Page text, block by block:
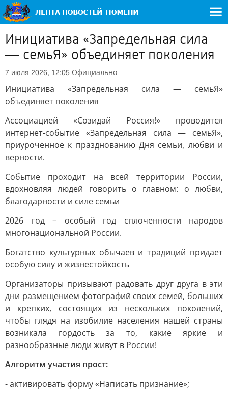
Инициатива «Запредельная сила
— семьЯ» объединяет поколения
7 июля 2026, 12:05 Официально
Инициатива «Запредельная сила — семьЯ»
объединяет поколения
Ассоциацией «Созидай Россия!» проводится
интернет-событие «Запредельная сила — семьЯ»,
приуроченное к празднованию Дня семьи, любви и
верности.
Событие проходит на всей территории России,
вдохновляя людей говорить о главном: о любви,
благодарности и силе семьи
2026 год – особый год сплоченности народов
многонациональной России.
Богатство культурных обычаев и традиций придает
особую силу и жизнестойкость
Организаторы призывают радовать друг друга в эти
дни размещением фотографий своих семей, больших
и крепких, состоящих из нескольких поколений,
чтобы глядя на изобилие населения нашей страны
возникала гордость за то, какие яркие и
разнообразные люди живут в России!
Алгоритм участия прост:
- активировать форму «Написать признание»;